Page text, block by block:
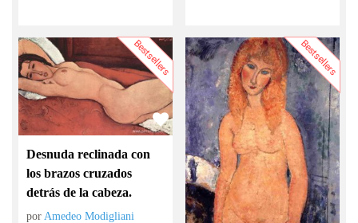
Bestsellers
Desnuda reclinada con
los brazos cruzados
detrás de la cabeza.
por Amedeo Modigliani
Bestsellers